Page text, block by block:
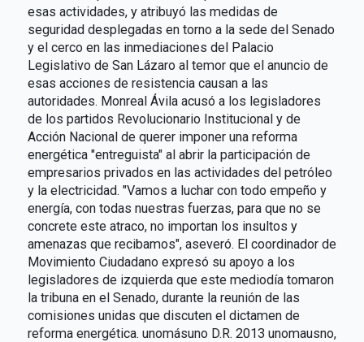
esas actividades, y atribuyó las medidas de
seguridad desplegadas en torno a la sede del Senado
y el cerco en las inmediaciones del Palacio
Legislativo de San Lázaro al temor que el anuncio de
esas acciones de resistencia causan a las
autoridades. Monreal Ávila acusó a los legisladores
de los partidos Revolucionario Institucional y de
Acción Nacional de querer imponer una reforma
energética "entreguista" al abrir la participación de
empresarios privados en las actividades del petróleo
y la electricidad. "Vamos a luchar con todo empeño y
energía, con todas nuestras fuerzas, para que no se
concrete este atraco, no importan los insultos y
amenazas que recibamos", aseveró. El coordinador de
Movimiento Ciudadano expresó su apoyo a los
legisladores de izquierda que este mediodía tomaron
la tribuna en el Senado, durante la reunión de las
comisiones unidas que discuten el dictamen de
reforma energética. unomásuno D.R. 2013 unomausno,